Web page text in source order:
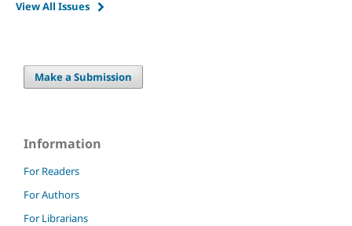
View All Issues
Make a Submission
Information
For Readers
For Authors
For Librarians